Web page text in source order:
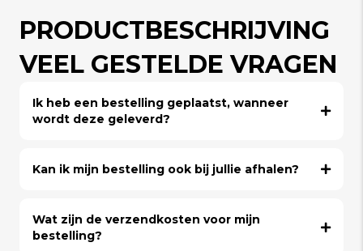
PRODUCTBESCHRIJVING
VEEL GESTELDE VRAGEN
Ik heb een bestelling geplaatst, wanneer
wordt deze geleverd?
Kan ik mijn bestelling ook bij jullie afhalen?
Wat zijn de verzendkosten voor mijn
bestelling?